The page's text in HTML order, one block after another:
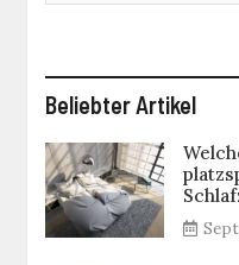
Beliebter Artikel